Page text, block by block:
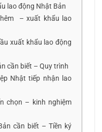
lao động Nhật Bản
– xuất khẩu lao
xuất khẩu lao động
cần biết – Quy trình
Nhật tiếp nhận lao
chọn – kinh nghiệm
cần biết – Tiền ký